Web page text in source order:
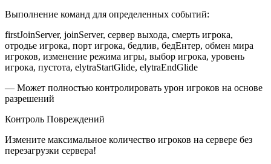
Выполнение команд для определенных событий:
firstJoinServer, joinServer, сервер выхода, смерть игрока,
отродье игрока, порт игрока, бедлив, бедЕнтер, обмен мира
игроков, изменение режима игры, выбор игрока, уровень
игрока, пустота, elytraStartGlide, elytraEndGlide
— Может полностью контролировать урон игроков на основе
разрешений
Контроль Повреждений
Измените максимальное количество игроков на сервере без
перезагрузки сервера!